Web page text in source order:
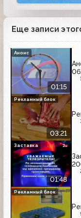
Еще записи
01:15
Анонс
03:21
Рекламный блок
01:48
Заставка
Рекламный блок